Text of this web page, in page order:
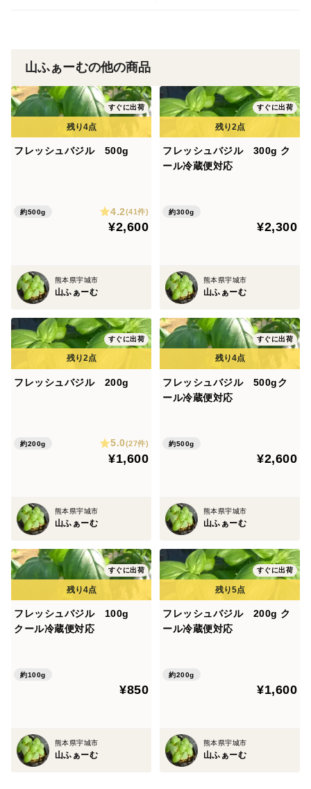
山ふぁーむの他の商品
すぐに出荷
フレッシュバジル 500g
約500g 4.2(41件)
¥2,600
熊本県宇城市
山ふぁーむ
すぐに出荷
フレッシュバジル 300g ク
ール冷蔵便対応
約300g
¥2,300
熊本県宇城市
山ふぁーむ
すぐに出荷
フレッシュバジル 200g
約200g 5.0(27件)
¥1,600
熊本県宇城市
山ふぁーむ
すぐに出荷
フレッシュバジル 500gク
ール冷蔵便対応
約500g
¥2,600
熊本県宇城市
山ふぁーむ
すぐに出荷
フレッシュバジル 100g
クール冷蔵便対応
約100g
¥850
熊本県宇城市
山ふぁーむ
すぐに出荷
フレッシュバジル 200g ク
ール冷蔵便対応
約200g
¥1,600
熊本県宇城市
山ふぁーむ